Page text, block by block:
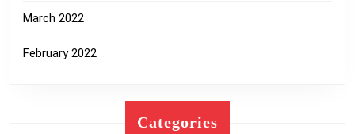
March 2022
February 2022
Categories